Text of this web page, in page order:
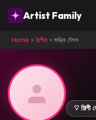
Artist Family
Home › শিল্পীরা › মাঙ্কি টেলস
♡ শিল্পী